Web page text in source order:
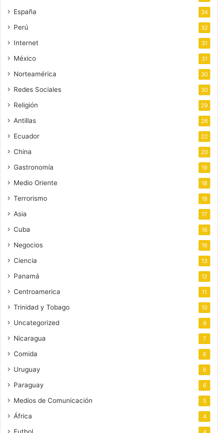
España 34
Perú 32
Internet 31
México 31
Norteamérica 30
Redes Sociales 30
Religión 29
Antillas 26
Ecuador 22
China 20
Gastronomía 19
Medio Oriente 18
Terrorismo 18
Asia 17
Cuba 16
Negocios 16
Ciencia 13
Panamá 12
Centroamerica 11
Trinidad y Tobago 10
Uncategorized 9
Nicaragua 7
Comida 6
Uruguay 6
Paraguay 6
Medios de Comunicación 5
África 4